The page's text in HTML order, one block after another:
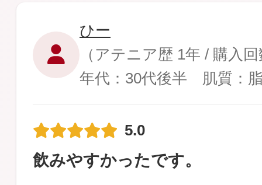
ひー
（アテニア歴 1年 / 購入
年代：30代後半 肌質：
5.0
飲みやすかったです。